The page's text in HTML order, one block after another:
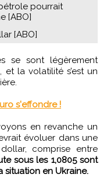
pourrait
[ABO]
[ABO]
et la volatilité s’est un
s'effondre !
en revanche un
évoluer dans une
comprise entre
sous les 1,0805 sont
en Ukraine.